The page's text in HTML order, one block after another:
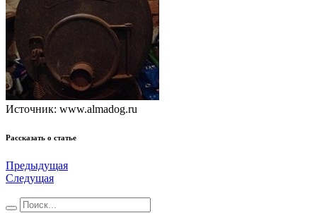
Источник: www.almadog.ru
Рассказать о статье
Предыдущая
Следущая